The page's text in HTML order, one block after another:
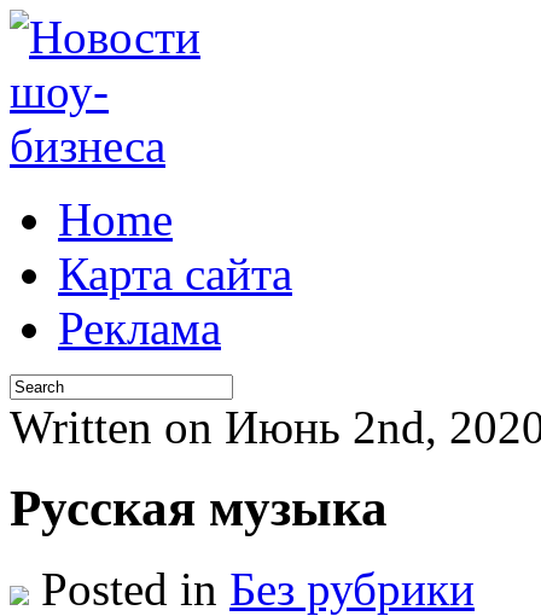
Home
Карта сайта
Реклама
Written on Июнь 2nd,
Русская музыка
Posted in Без рубрики